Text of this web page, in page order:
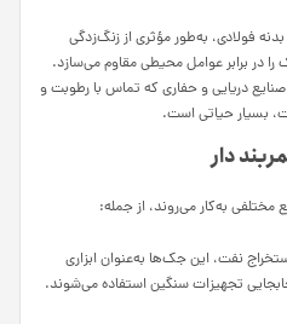
بدنه فولادی، به‌طور مؤثری از زنگ‌زدگی
در برابر عوامل محیطی مقاوم می‌سازد.
دریایی و حفاری که تماس با رطوبت و
بسیار حیاتی است.
دار
مختلفی به‌کار می‌روند، از جمله:
نفت، این جک‌ها به‌عنوان ابزاری
تجهیزات سنگین استفاده می‌شوند.